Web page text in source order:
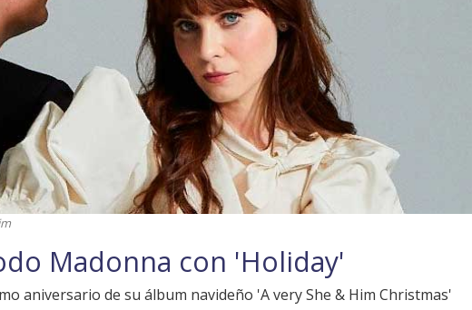
Madonna con 'Holiday'
aniversario de su álbum navideño 'A very She & Him Christmas'